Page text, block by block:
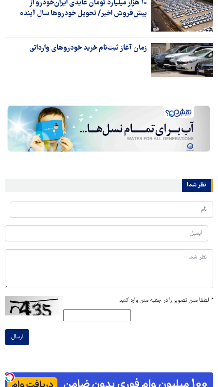
۱۰ هزار میلیارد تومان عایدی ایران‌خودرو از
پیش‌فروش اخیر/ تحویل خودروها سال آینده
زمان آغاز ثبت‌نام خرید خودروهای وارداتی
نظر شما
* لطفا متن تصویر را در جعبه متن وارد کنید
ارسال